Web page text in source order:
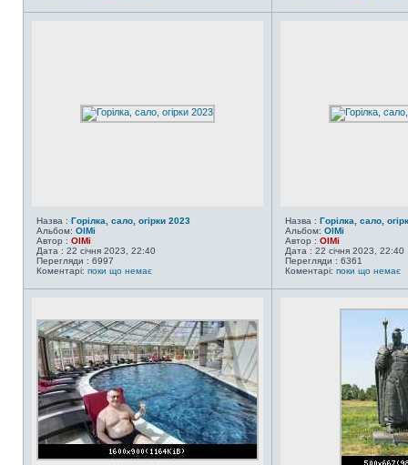
Назва : Горілка, сало, огірки 2023
Альбом: OlMi
Автор : OlMi
Дата : 22 січня 2023, 22:40
Перегляди : 6997
Коментарі: поки що немає
Назва : Горілка, сало,
Альбом: OlMi
Автор : OlMi
Дата : 22 січня 2023, 22:40
Перегляди : 6361
Коментарі: поки що немає